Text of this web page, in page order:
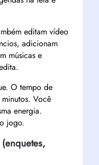
editam vídeo
adicionam
músicas e
O tempo de
Você
energia.
jogo.